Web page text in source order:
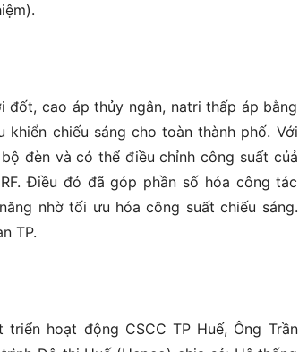
đốt, cao áp thủy ngân, natri thấp áp bằng
chiếu sáng cho toàn thành phố. Với
đèn và có thể điều chỉnh công suất củả
Điều đó đã góp phần số hóa công tác
nhờ tối ưu hóa công suất chiếu sáng.
TP.
hoạt động CSCC TP Huế, Ông Trần